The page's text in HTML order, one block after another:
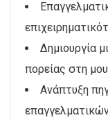
Δημιουργία
πορείας στη
Ανάπτυξη